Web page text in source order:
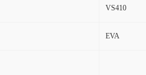
VS410
EVA